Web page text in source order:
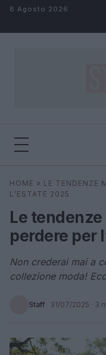
Salta al contenuto
8 Agosto 2026
Cerca
HOME » LE TENDENZE
L’ESTATE 2025
Le
perdere per
Non crederai mai a
collezione moda!
Staff · 31/07/2025 · 3